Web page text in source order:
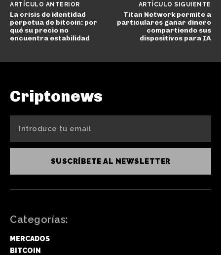
ARTÍCULO ANTERIOR
La crisis de identidad
perpetua de bitcoin: por
qué su precio no
encuentra estabilidad
ARTÍCULO SIGUIENTE
Titan Network permite a
particulares ganar dinero
compartiendo sus
dispositivos para IA
Criptonews
SUSCRÍBETE AL NEWSLETTER
Categorías:
MERCADOS
BITCOIN